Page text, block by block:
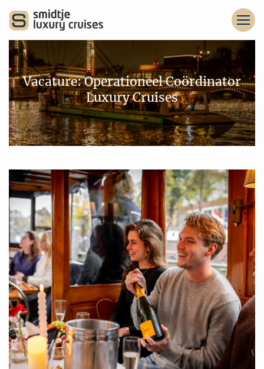
Vacature: Operationeel Coördinator
Luxury Cruises